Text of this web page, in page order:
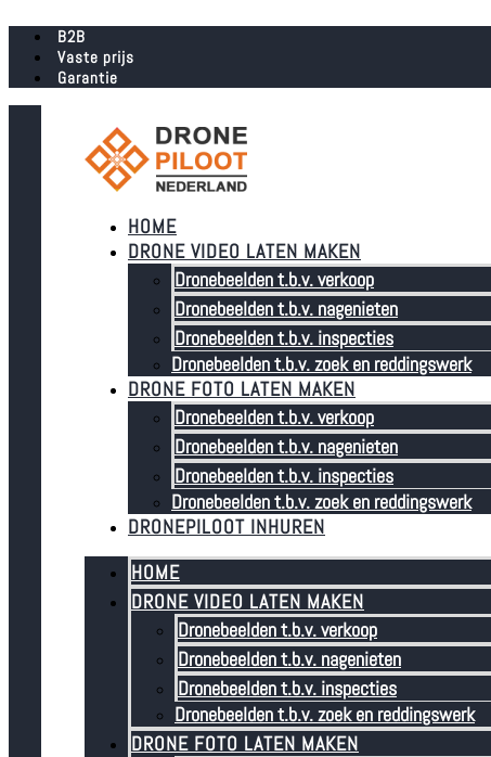
B2B
Vaste prijs
Garantie
HOME
DRONE VIDEO LATEN MAKEN
Dronebeelden t.b.v. verkoop
Dronebeelden t.b.v. nagenieten
Dronebeelden t.b.v. inspecties
Dronebeelden t.b.v. zoek en reddingswerk
DRONE FOTO LATEN MAKEN
Dronebeelden t.b.v. verkoop
Dronebeelden t.b.v. nagenieten
Dronebeelden t.b.v. inspecties
Dronebeelden t.b.v. zoek en reddingswerk
DRONEPILOOT INHUREN
HOME
DRONE VIDEO LATEN MAKEN
Dronebeelden t.b.v. verkoop
Dronebeelden t.b.v. nagenieten
Dronebeelden t.b.v. inspecties
Dronebeelden t.b.v. zoek en reddingswerk
DRONE FOTO LATEN MAKEN